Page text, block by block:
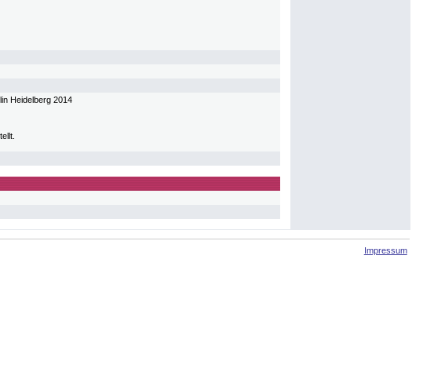
Heidelberg 2014
Impressum